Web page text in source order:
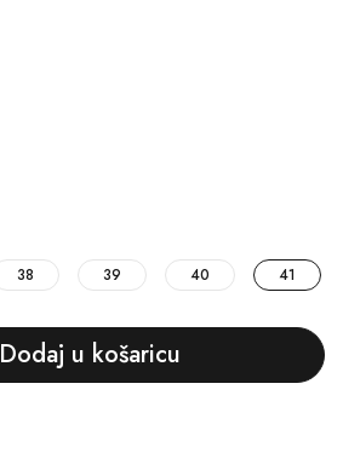
38 39 40 41
Dodaj u košaricu